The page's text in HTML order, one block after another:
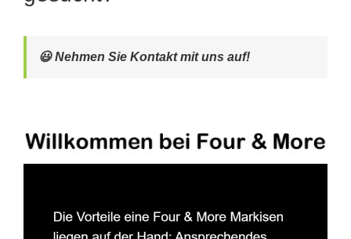
😃 Nehmen Sie Kontakt mit uns auf!